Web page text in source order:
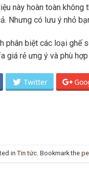
này hoàn toàn
Nhưng có lưu ý nhỏ
phân biệt các loại ghế
giá rẻ ưng ý và phù
Twitter
inTin tức. Bookmark the